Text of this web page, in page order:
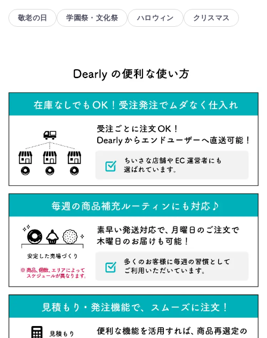
敬老の日 学園祭・文化祭 ハロウィン クリスマス